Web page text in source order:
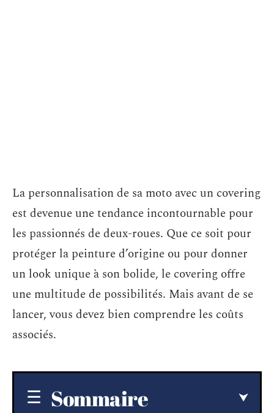
La personnalisation de sa moto avec un covering
est devenue une tendance incontournable pour
les passionnés de deux-roues. Que ce soit pour
protéger la peinture d’origine ou pour donner
un look unique à son bolide, le covering offre
une multitude de possibilités. Mais avant de se
lancer, vous devez bien comprendre les coûts
associés.
Sommaire